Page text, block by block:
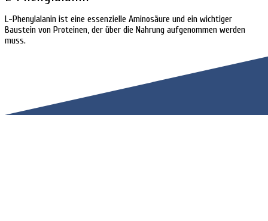
L-Phenylalanin ist eine essenzielle Aminosäure und ein wichtiger
Baustein von Proteinen, der über die Nahrung aufgenommen werden
muss.